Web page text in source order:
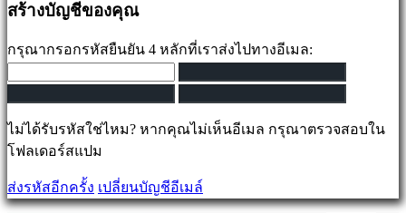
ลง
ทะเบียน
เข้า
สู่
ลืม
สร้างบัญชีของคุณ
กรุณากรอกรหัสยืนยัน 4 หลักที่เราส่งไปทางอีเมล:
ไม่ได้รับรหัสใช่ไหม? หากคุณไม่เห็นอีเมล กรุณาตรวจสอบใน
โฟลเดอร์สแปม
ส่งรหัสอีกครั้ง เปลี่ยนบัญชีอีเมล์